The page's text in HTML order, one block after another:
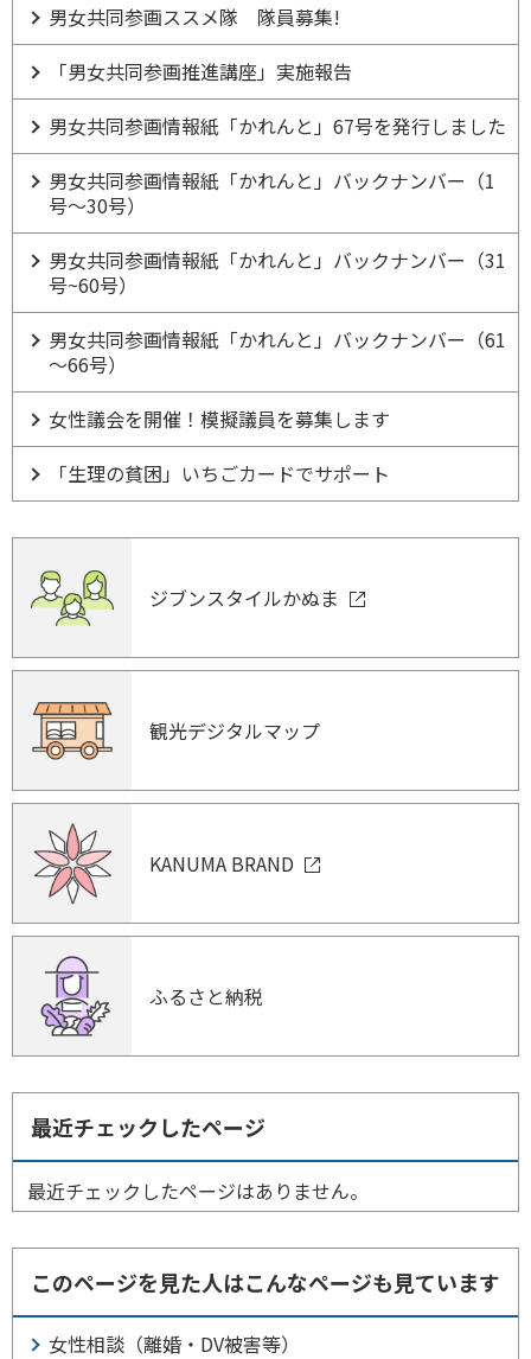
男女共同参画ススメ隊 隊員募集!
「男女共同参画推進講座」実施報告
男女共同参画情報紙「かれんと」67号を発行しました
男女共同参画情報紙「かれんと」バックナンバー（1
号～30号）
男女共同参画情報紙「かれんと」バックナンバー（31
号~60号）
男女共同参画情報紙「かれんと」バックナンバー（61
～66号）
女性議会を開催！模擬議員を募集します
「生理の貧困」いちごカードでサポート
ジブンスタイルかぬま
観光デジタルマップ
KANUMA BRAND
ふるさと納税
最近チェックしたページ
最近チェックしたページはありません。
このページを見た人はこんなページも見ています
女性相談（離婚・DV被害等）